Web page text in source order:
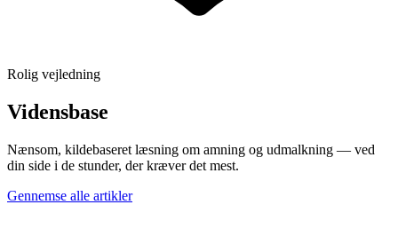
Rolig vejledning
Vidensbase
Nænsom, kildebaseret læsning om amning og udmalkning — ved
din side i de stunder, der kræver det mest.
Gennemse alle artikler